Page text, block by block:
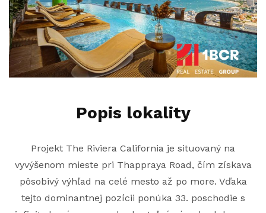
Popis lokality
Projekt The Riviera California je situovaný na
vyvýšenom mieste pri Thappraya Road, čím získava
pôsobivý výhľad na celé mesto až po more. Vďaka
tejto dominantnej pozícii ponúka 33. poschodie s